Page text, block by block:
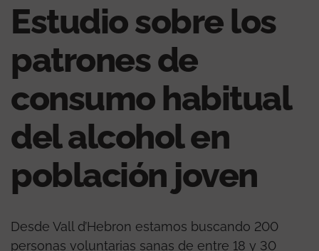
Estudio sobre los
patrones de
consumo habitual
del alcohol en
población joven
Desde Vall d’Hebron estamos buscando 200
personas voluntarias sanas de entre 18 y 30